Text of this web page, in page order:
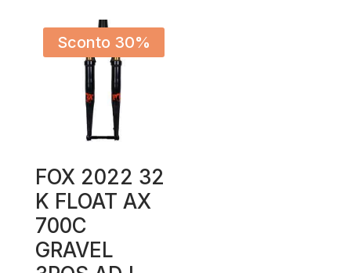
Sconto 30%
FOX 2022 32
K FLOAT AX
700C
GRAVEL